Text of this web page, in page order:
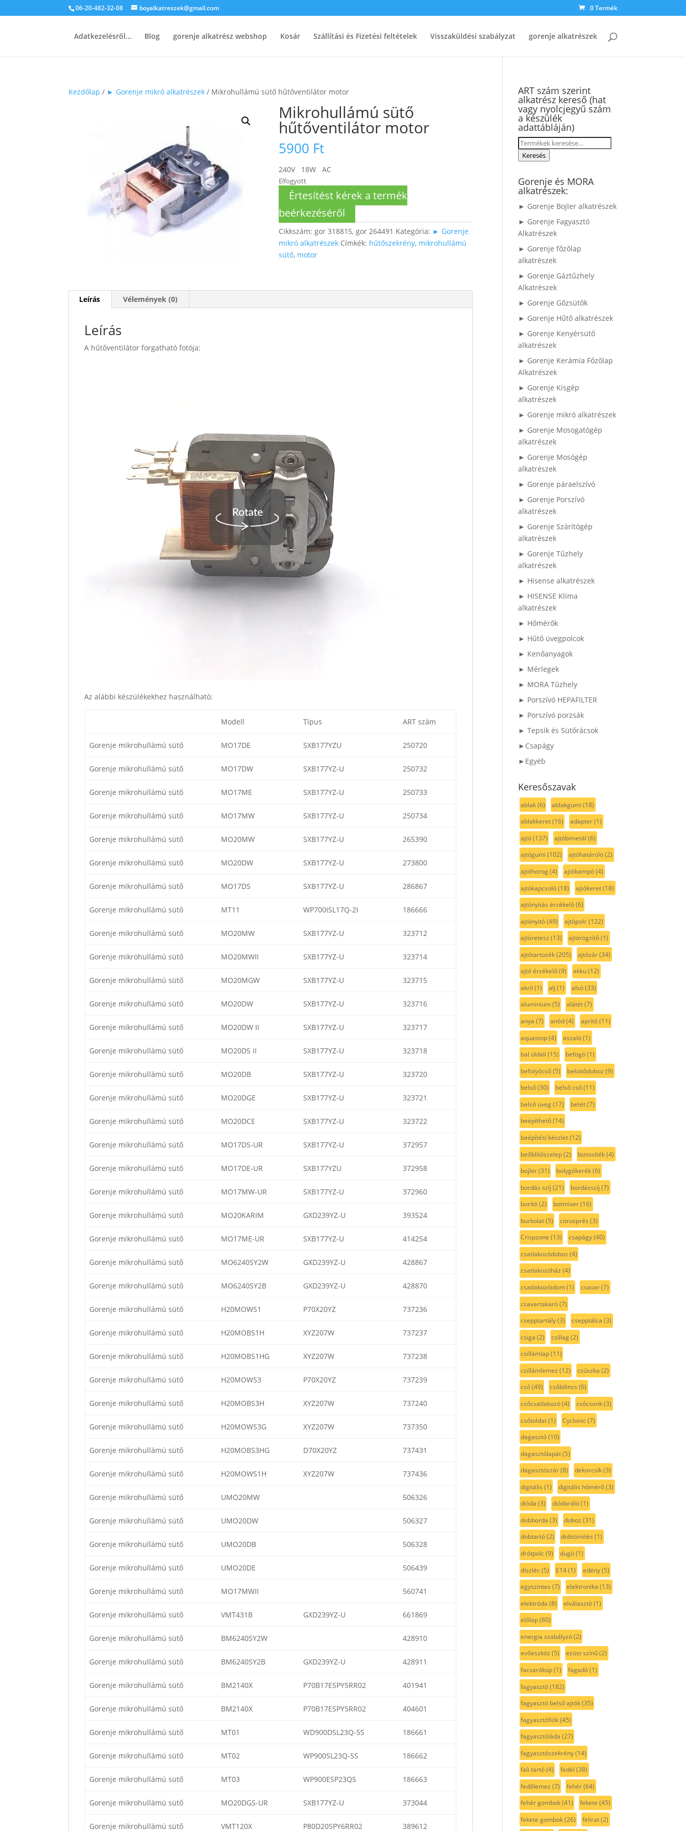
06-20-482-32-08 boyalkatreszek@gmail.com 0 Termék
Adatkezelésről… Blog gorenje alkatrész webshop Kosár Szállítási és Fizetési feltételek Visszaküldési szabályzat gorenje alkatrészek
Kezdőlap / ► Gorenje mikró alkatrészek / Mikrohullámú sütő hűtőventilátor motor
Mikrohullámú sütő
hűtőventilátor motor
5900 Ft
240V 18W AC
Elfogyott
Értesítést kérek a termék
beérkezéséről
Cikkszám:gor 318815, gor 264491 Kategória: ► Gorenje
mikró alkatrészek Címkék: hűtőszekrény, mikrohullámú
sütő, motor
Leírás Vélemények (0)
Leírás
A hűtőventilátor forgatható fotója:
Az alábbi készülékekhez használható:
Modell Típus ART szám
Gorenje mikrohullámú sütő MO17DE SXB177YZU 250720
Gorenje mikrohullámú sütő MO17DW SXB177YZ-U 250732
Gorenje mikrohullámú sütő MO17ME SXB177YZ-U 250733
Gorenje mikrohullámú sütő MO17MW SXB177YZ-U 250734
Gorenje mikrohullámú sütő MO20MW SXB177YZ-U 265390
Gorenje mikrohullámú sütő MO20DW SXB177YZ-U 273800
Gorenje mikrohullámú sütő MO17DS SXB177YZ-U 286867
Gorenje mikrohullámú sütő MT11 WP700ISL17Q-2I 186666
Gorenje mikrohullámú sütő MO20MW SXB177YZ-U 323712
Gorenje mikrohullámú sütő MO20MWII SXB177YZ-U 323714
Gorenje mikrohullámú sütő MO20MGW SXB177YZ-U 323715
Gorenje mikrohullámú sütő MO20DW SXB177YZ-U 323716
Gorenje mikrohullámú sütő MO20DW II SXB177YZ-U 323717
Gorenje mikrohullámú sütő MO20DS II SXB177YZ-U 323718
Gorenje mikrohullámú sütő MO20DB SXB177YZ-U 323720
Gorenje mikrohullámú sütő MO20DGE SXB177YZ-U 323721
Gorenje mikrohullámú sütő MO20DCE SXB177YZ-U 323722
Gorenje mikrohullámú sütő MO17DS-UR SXB177YZ-U 372957
Gorenje mikrohullámú sütő MO17DE-UR SXB177YZU 372958
Gorenje mikrohullámú sütő MO17MW-UR SXB177YZ-U 372960
Gorenje mikrohullámú sütő MO20KARIM GXD239YZ-U 393524
Gorenje mikrohullámú sütő MO17ME-UR SXB177YZ-U 414254
Gorenje mikrohullámú sütő MO6240SY2W GXD239YZ-U 428867
Gorenje mikrohullámú sütő MO6240SY2B GXD239YZ-U 428870
Gorenje mikrohullámú sütő H20MOWS1 P70X20YZ 737236
Gorenje mikrohullámú sütő H20MOBS1H XYZ207W 737237
Gorenje mikrohullámú sütő H20MOBS1HG XYZ207W 737238
Gorenje mikrohullámú sütő H20MOWS3 P70X20YZ 737239
Gorenje mikrohullámú sütő H20MOBS3H XYZ207W 737240
Gorenje mikrohullámú sütő H20MOWS3G XYZ207W 737350
Gorenje mikrohullámú sütő H20MOBS3HG D70X20YZ 737431
Gorenje mikrohullámú sütő H20MOWS1H XYZ207W 737436
Gorenje mikrohullámú sütő UMO20MW 506326
Gorenje mikrohullámú sütő UMO20DW 506327
Gorenje mikrohullámú sütő UMO20DB 506328
Gorenje mikrohullámú sütő UMO20DE 506439
Gorenje mikrohullámú sütő MO17MWII 560741
Gorenje mikrohullámú sütő VMT431B GXD239YZ-U 661869
Gorenje mikrohullámú sütő BM6240SY2W 428910
Gorenje mikrohullámú sütő BM6240SY2B GXD239YZ-U 428911
Gorenje mikrohullámú sütő BM2140X P70B17ESPY5RR02 401941
Gorenje mikrohullámú sütő BM2140X P70B17ESPY5RR02 404601
Gorenje mikrohullámú sütő MT01 WD900DSL23Q-5S 186661
Gorenje mikrohullámú sütő MT02 WP900SL23Q-5S 186662
Gorenje mikrohullámú sütő MT03 WP900ESP23QS 186663
Gorenje mikrohullámú sütő MO20DGS-UR SXB177YZ-U 373044
Gorenje mikrohullámú sütő VMT120X P80D20SPY6RR02 389612
ART szám szerint
alkatrész kereső (hat
vagy nyolcjegyű szám
a készülék
adattábláján)
Keresés
a Keresés
Gorenje és MORA
alkatrészek:
► Gorenje Bojler alkatrészek
► Gorenje Fagyasztó
Alkatrészek
► Gorenje főzőlap
alkatrészek
► Gorenje Gáztűzhely
Alkatrészek
► Gorenje Gőzsütők
► Gorenje Hűtő alkatrészek
► Gorenje Kenyérsütő
alkatrészek
► Gorenje Kerámia Főzőlap
Alkatrészek
► Gorenje Kisgép
alkatrészek
► Gorenje mikró alkatrészek
► Gorenje Mosogatógép
alkatrészek
► Gorenje Mosógép
alkatrészek
► Gorenje páraelszívó
► Gorenje Porszívó
alkatrészek
► Gorenje Szárítógép
alkatrészek
► Gorenje Tűzhely
alkatrészek
► Hisense alkatrészek
► HISENSE Klíma
alkatrészek
► Hőmérők
► Hűtő üvegpolcok
► Kenőanyagok
► Mérlegek
► MORA Tűzhely
► Porszívó HEPAFILTER
► Porszívó porzsák
► Tepsik és Sütőrácsok
►Csapágy
►Egyéb
Keresőszavak
ablak(6) ablakgumi (18)
ablakkeret(16) adapter(1)
ajtó(137) ajtóbimetál (6)
ajtógumi (102) ajtóhatároló(2)
ajtóhorog(4) ajtókampó(4)
ajtókapcsoló(18) ajtókeret(18)
ajtónyitás érzékelő(6)
ajtónyitó(49) ajtópolc(122)
ajtóretesz (13) ajtórögzítő(1)
ajtótartozék(205) ajtózár(34)
ajtó érzékelő(9) akku(12)
akril (1) alj (1) alsó(33)
aluminium(5) alátét(7)
anya (7) anód(4) aprító(11)
aquastop(4) aszaló(1)
bal oldali (15) befogó(1)
befolyócső(5) bekötődoboz (9)
belső(30) belső cső(11)
belső üveg(17) betét(7)
beépíthető(14)
beépítési készlet(12)
beőblítőszelep(2) biztosíték(4)
bojler(31) bolygókerék(6)
bordás szíj (21) bordásszíj (7)
borító(2) botmixer(16)
burkolat(5) citrusprés (3)
Crispzone (13) csapágy(40)
csatlakozódoboz (4)
csatlakozóház (4)
csatlakozóidom(1) csavar(7)
csavartakaró(7)
csepptartály(3) csepptálca (3)
csiga (2) csillag(2)
csillámlap(11)
csillámlemez (12) csúszka (2)
cső(49) csőbilincs (6)
csőcsatlakozó(4) csőcsonk(3)
csőtoldat(1) Cyclonic(7)
dagasztó(10)
dagasztólapát(5)
dagasztószár(8) dekorcsík(3)
digitális (1) digitális hőmérő(3)
dióda (3) diódaráló(1)
dobborda (3) doboz (31)
dobtartó(2) dobtömítés (1)
drótpolc(9) dugó(1)
díszléc(5) E14(1) edény(5)
egyszintes (7) elektronika (13)
elektróda (8) elválasztó(1)
előlap(60)
energia szabályzó(2)
evőeszköz (5) ezüst színű(2)
facsarókúp(1) fagadó(1)
fagyasztó(182)
fagyasztó belső ajtók(35)
fagyasztófiók(45)
fagyasztóláda (27)
fagyasztószekrény(14)
fali tartó(4) fedél (38)
fedőlemez (7) fehér(64)
fehér gombok(41) fekete (45)
fekete gombok(26) felirat(2)